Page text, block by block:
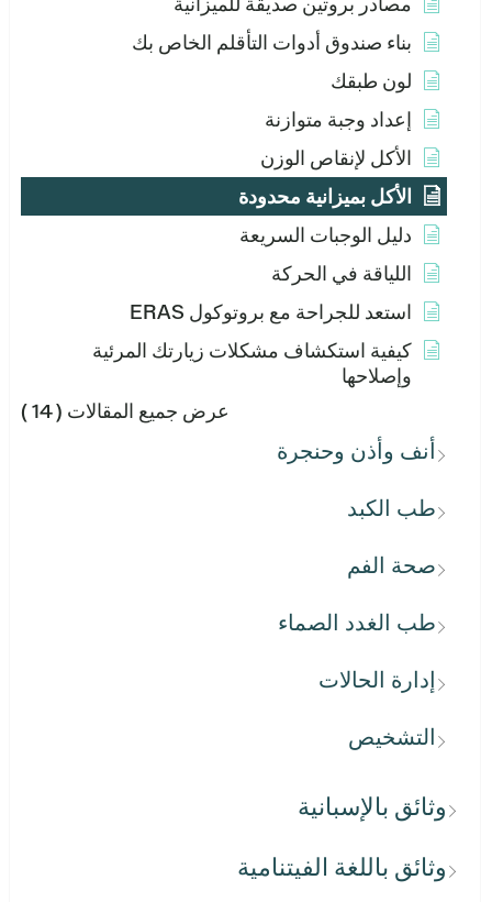
بناء صندوق أدوات التأقلم الخاص بك
لون طبقك
إعداد وجبة متوازنة
الأكل لإنقاص الوزن
الأكل بميزانية محدودة
دليل الوجبات السريعة
اللياقة في الحركة
استعد للجراحة مع بروتوكول ERAS
كيفية استكشاف مشكلات زيارتك المرئية
وإصلاحها
عرض جميع المقالات ( 14 )
أنف وأذن وحنجرة
طب الكبد
صحة الفم
طب الغدد الصماء
إدارة الحالات
التشخيص
وثائق بالإسبانية
وثائق باللغة الفيتنامية